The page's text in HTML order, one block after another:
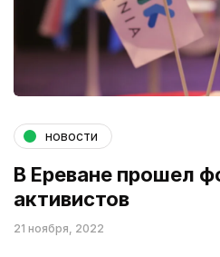
новости
В Ереване прошел
активистов
21 ноября, 2022